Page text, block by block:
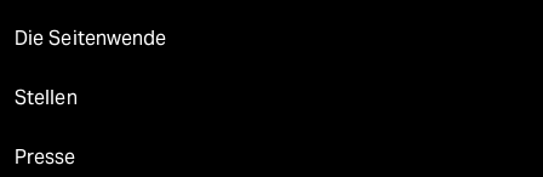
Die Seitenwende
Stellen
Presse